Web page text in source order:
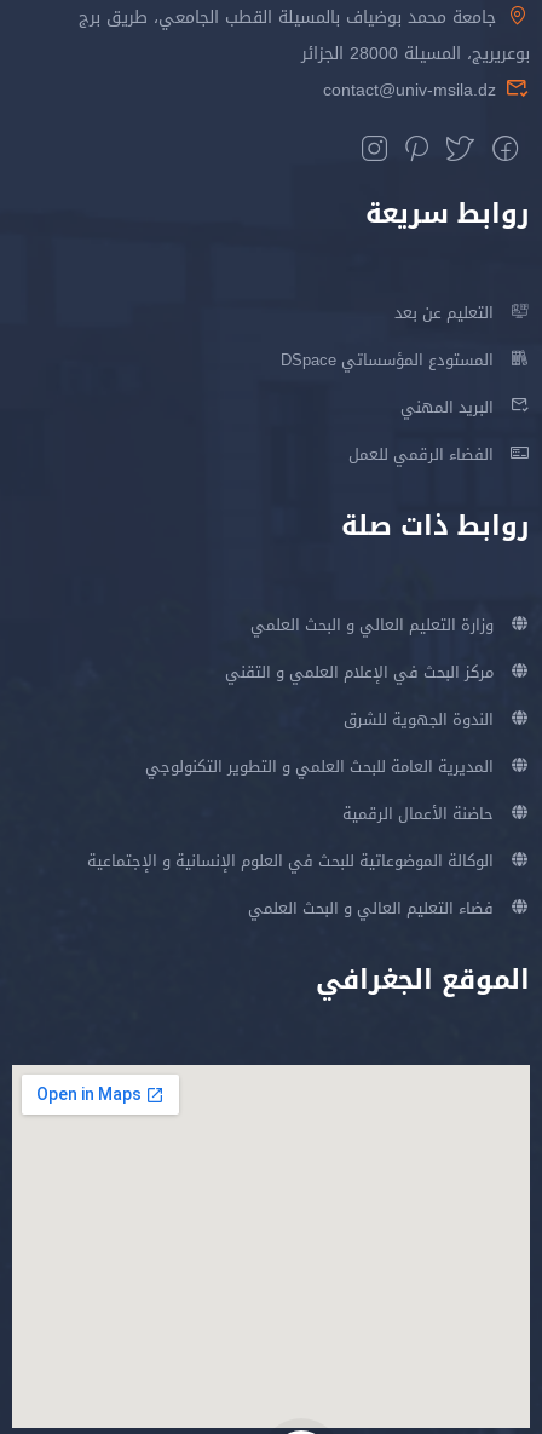
جامعة محمد بوضياف بالمسيلة القطب الجامعي، طريق برج
بوعريريج، المسيلة 28000 الجزائر
contact@univ-msila.dz
روابط سريعة
التعليم عن بعد
المستودع المؤسساتي DSpace
البريد المهني
الفضاء الرقمي للعمل
روابط ذات صلة
وزارة التعليم العالي و البحث العلمي
مركز البحث في الإعلام العلمي و التقني
الندوة الجهوية للشرق
المديرية العامة للبحث العلمي و التطوير التكنولوجي
حاضنة الأعمال الرقمية
الوكالة الموضوعاتية للبحث في العلوم الإنسانية و الإجتماعية
فضاء التعليم العالي و البحث العلمي
الموقع الجغرافي